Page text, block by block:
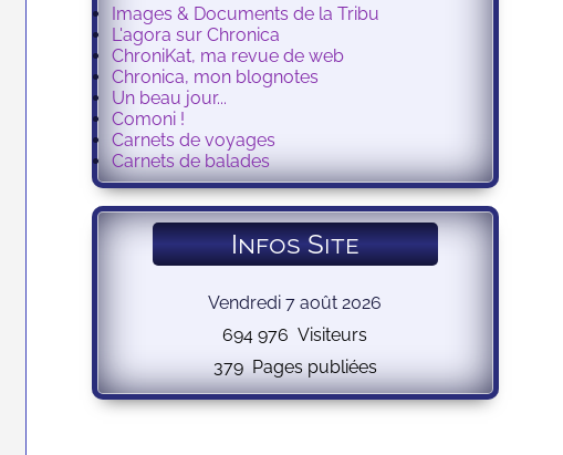
Images & Documents de la Tribu
L'agora sur Chronica
ChroniKat, ma revue de web
Chronica, mon blognotes
Un beau jour...
Comoni !
Carnets de voyages
Carnets de balades
Infos Site
Vendredi 7 août 2026